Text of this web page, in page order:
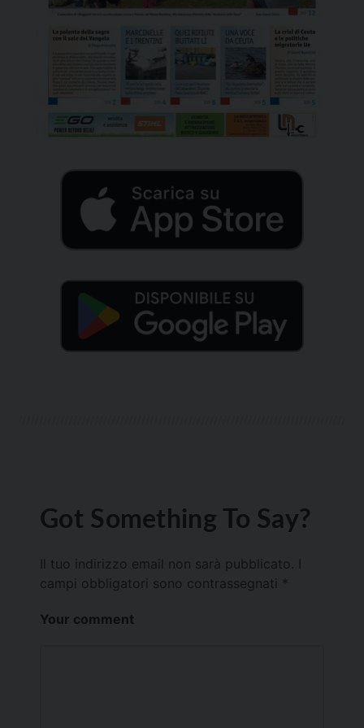
Got Something To Say?
Il tuo indirizzo email non sarà pubblicato.
campi obbligatori sono contrassegnati *
Your comment